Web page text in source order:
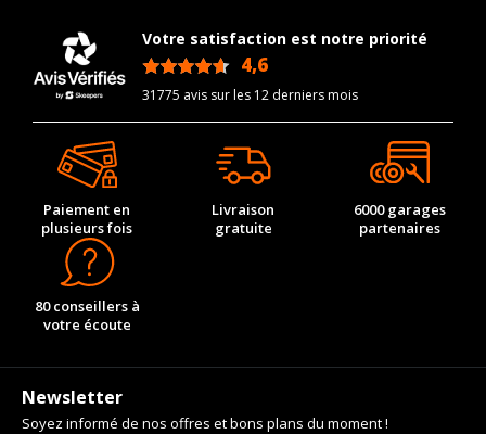
Votre satisfaction est notre priorité
4,6
31775 avis sur les 12 derniers mois
Paiement en
plusieurs fois
Livraison
gratuite
6000 garages
partenaires
80 conseillers à
votre écoute
Newsletter
Soyez informé de nos offres et bons plans du moment !